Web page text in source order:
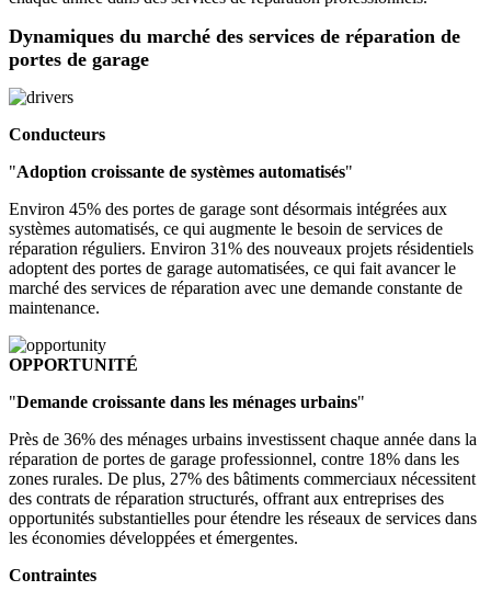
Dynamiques du marché des services de réparation de
portes de garage
Conducteurs
"Adoption croissante de systèmes automatisés"
Environ 45% des portes de garage sont désormais intégrées aux
systèmes automatisés, ce qui augmente le besoin de services de
réparation réguliers. Environ 31% des nouveaux projets résidentiels
adoptent des portes de garage automatisées, ce qui fait avancer le
marché des services de réparation avec une demande constante de
maintenance.
OPPORTUNITÉ
"Demande croissante dans les ménages urbains"
Près de 36% des ménages urbains investissent chaque année dans la
réparation de portes de garage professionnel, contre 18% dans les
zones rurales. De plus, 27% des bâtiments commerciaux nécessitent
des contrats de réparation structurés, offrant aux entreprises des
opportunités substantielles pour étendre les réseaux de services dans
les économies développées et émergentes.
Contraintes